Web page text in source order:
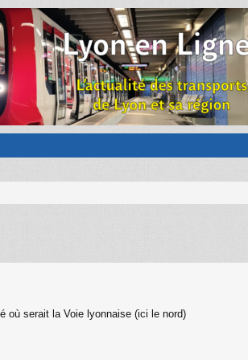
où serait la Voie lyonnaise (ici le nord)